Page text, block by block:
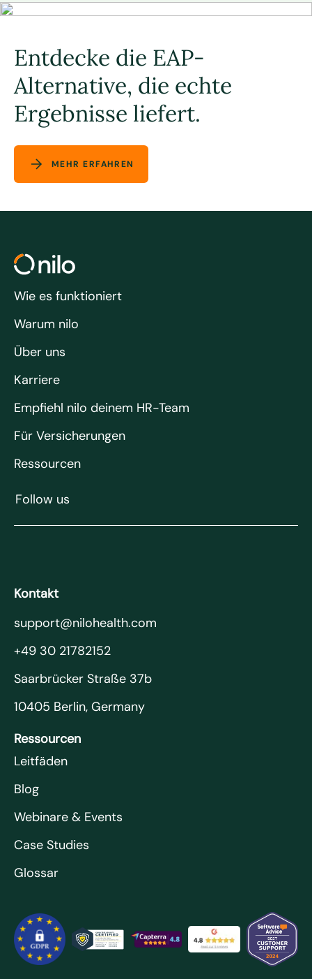
Entdecke die EAP-
Alternative, die echte
Ergebnisse liefert.
MEHR ERFAHREN
Wie es funktioniert
Warum nilo
Über uns
Karriere
Empfiehl nilo deinem HR-Team
Für Versicherungen
Ressourcen
Follow us
Kontakt
support@nilohealth.com
+49 30 21782152
Saarbrücker Straße 37b
10405 Berlin, Germany
Ressourcen
Leitfäden
Blog
Webinare & Events
Case Studies
Glossar